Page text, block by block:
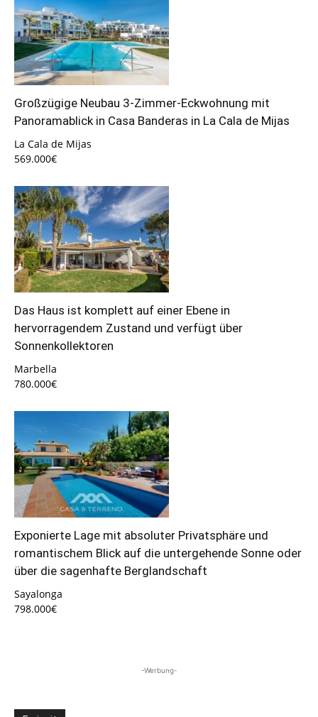
Großzügige Neubau 3-Zimmer-Eckwohnung mit
Panoramablick in Casa Banderas in La Cala de Mijas
La Cala de Mijas
569.000€
Das Haus ist komplett auf einer Ebene in
hervorragendem Zustand und verfügt über
Sonnenkollektoren
Marbella
780.000€
Exponierte Lage mit absoluter Privatsphäre und
romantischem Blick auf die untergehende Sonne oder
über die sagenhafte Berglandschaft
Sayalonga
798.000€
-Werbung-